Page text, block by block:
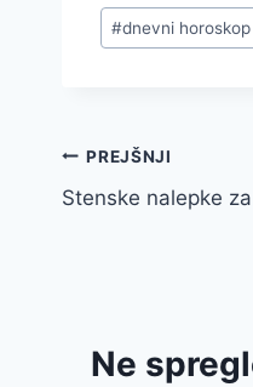
Post
Tags:
#dnevni
Navigacija
prispevka
PREJŠNJI
Stenske nalepke
Ne